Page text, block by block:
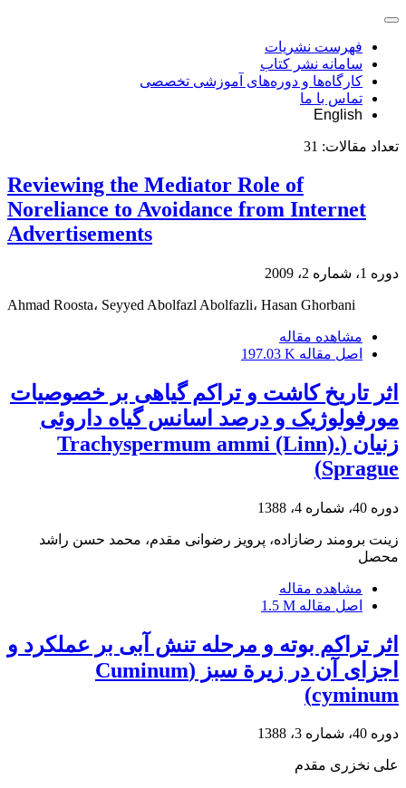
فهرست نشریات
سامانه نشر کتاب
کارگاه‌ها و دوره‌های آموزشی تخصصی
تماس با ما
English
تعداد مقالات: 31
Reviewing the Mediator Role of
Noreliance to Avoidance from Internet
Advertisements
دوره 1، شماره 2، 2009
Ahmad Roosta، Seyyed Abolfazl Abolfazli، Hasan Ghorbani
مشاهده مقاله
اصل مقاله 197.03 K
اثر تاریخ کاشت و تراکم گیاهی بر خصوصیات
مورفولوژیک و درصد اسانس گیاه داروئی
زنیان (Trachyspermum ammi (Linn).
Sprague)
دوره 40، شماره 4، 1388
زینت برومند رضازاده، پرویز رضوانی مقدم، محمد حسن راشد
محصل
مشاهده مقاله
اصل مقاله 1.5 M
اثر تراکم بوته و مرحله تنش آبی بر عملکرد و
اجزای آن در زیرة سبز (Cuminum
cyminum)
دوره 40، شماره 3، 1388
علی نخزری مقدم